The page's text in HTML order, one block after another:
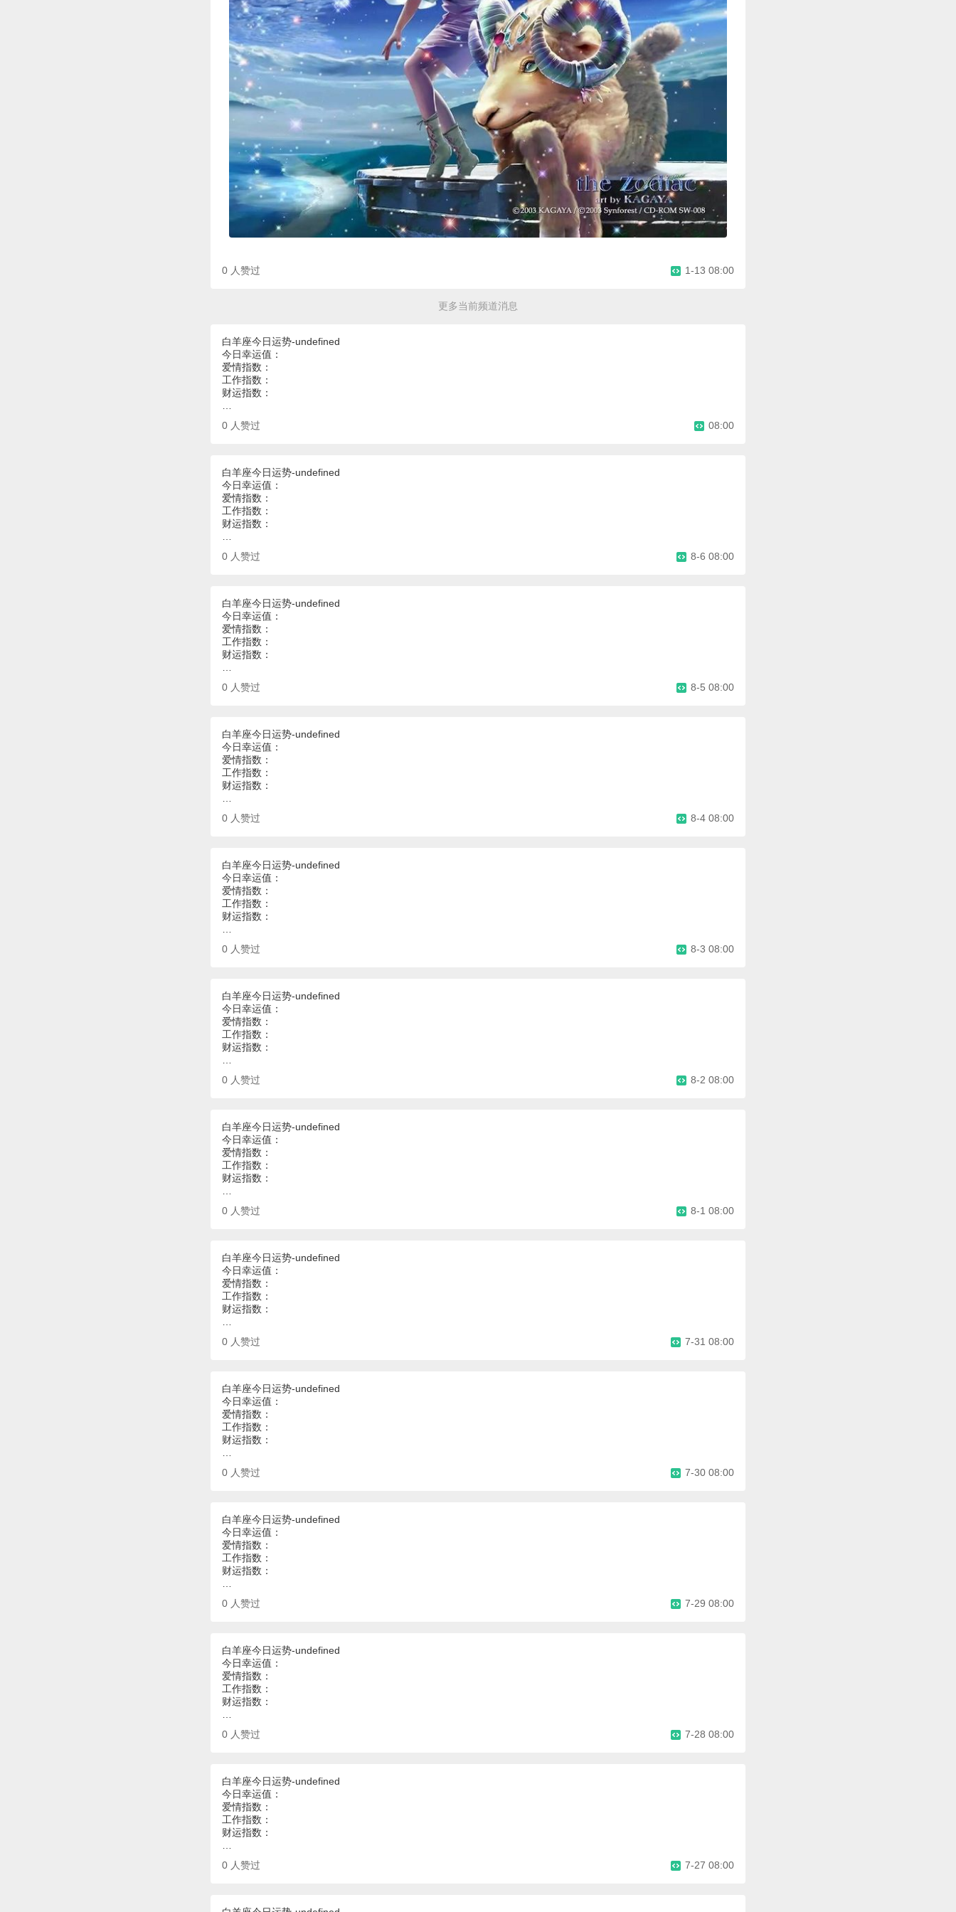
0 人赞过 1-13 08:00
更多当前频道消息
白羊座今日运势-undefined
今日幸运值：
爱情指数：
工作指数：
财运指数：
0 人赞过 08:00
白羊座今日运势-undefined
今日幸运值：
爱情指数：
工作指数：
财运指数：
0 人赞过 8-6 08:00
白羊座今日运势-undefined
今日幸运值：
爱情指数：
工作指数：
财运指数：
0 人赞过 8-5 08:00
白羊座今日运势-undefined
今日幸运值：
爱情指数：
工作指数：
财运指数：
0 人赞过 8-4 08:00
白羊座今日运势-undefined
今日幸运值：
爱情指数：
工作指数：
财运指数：
0 人赞过 8-3 08:00
白羊座今日运势-undefined
今日幸运值：
爱情指数：
工作指数：
财运指数：
0 人赞过 8-2 08:00
白羊座今日运势-undefined
今日幸运值：
爱情指数：
工作指数：
财运指数：
0 人赞过 8-1 08:00
白羊座今日运势-undefined
今日幸运值：
爱情指数：
工作指数：
财运指数：
0 人赞过 7-31 08:00
白羊座今日运势-undefined
今日幸运值：
爱情指数：
工作指数：
财运指数：
0 人赞过 7-30 08:00
白羊座今日运势-undefined
今日幸运值：
爱情指数：
工作指数：
财运指数：
0 人赞过 7-29 08:00
白羊座今日运势-undefined
今日幸运值：
爱情指数：
工作指数：
财运指数：
0 人赞过 7-28 08:00
白羊座今日运势-undefined
今日幸运值：
爱情指数：
工作指数：
财运指数：
0 人赞过 7-27 08:00